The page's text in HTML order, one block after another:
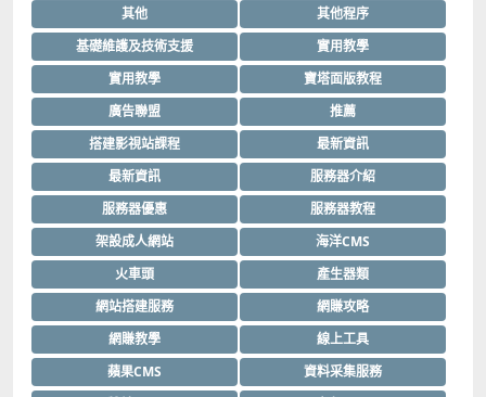
其他
其他程序
基礎維護及技術支援
實用教學
實用教學
寶塔面版教程
廣告聯盟
推薦
搭建影視站課程
最新資訊
最新資訊
服務器介紹
服務器優惠
服務器教程
架設成人網站
海洋CMS
火車頭
產生器類
網站搭建服務
網賺攻略
網賺教學
線上工具
蘋果CMS
資料采集服務